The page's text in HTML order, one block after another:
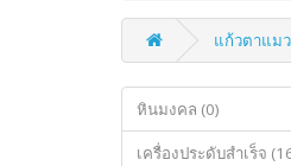
แก้วตาแม
หินมงคล (0)
เครื่องประดับสำเร็จ